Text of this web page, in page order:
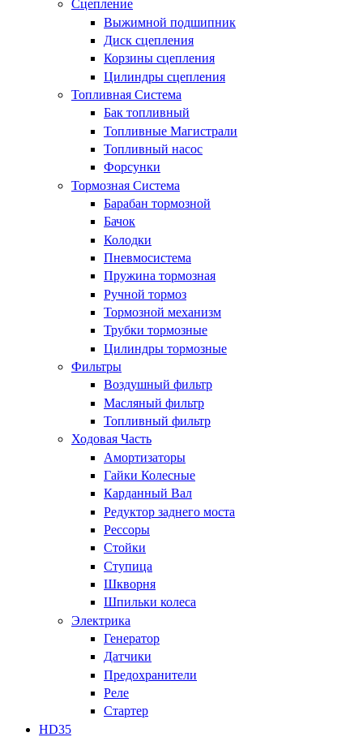
Сцепление
Выжимной подшипник
Диск сцепления
Корзины сцепления
Цилиндры сцепления
Топливная Система
Бак топливный
Топливные Магистрали
Топливный насос
Форсунки
Тормозная Система
Барабан тормозной
Бачок
Колодки
Пневмосистема
Пружина тормозная
Ручной тормоз
Тормозной механизм
Трубки тормозные
Цилиндры тормозные
Фильтры
Воздушный фильтр
Масляный фильтр
Топливный фильтр
Ходовая Часть
Амортизаторы
Гайки Колесные
Карданный Вал
Редуктор заднего моста
Рессоры
Стойки
Ступица
Шкворня
Шпильки колеса
Электрика
Генератор
Датчики
Предохранители
Реле
Стартер
HD35